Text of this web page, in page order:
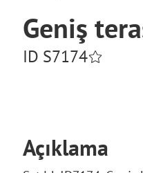
Geniş
ID S7174
Açıklama